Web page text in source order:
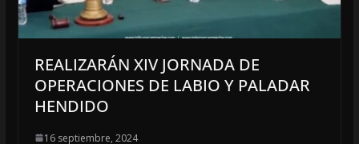
REALIZARÁN XIV JORNADA DE
OPERACIONES DE LABIO Y PALADAR
HENDIDO
16 septiembre, 2024